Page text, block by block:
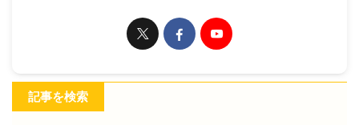
記事を検索